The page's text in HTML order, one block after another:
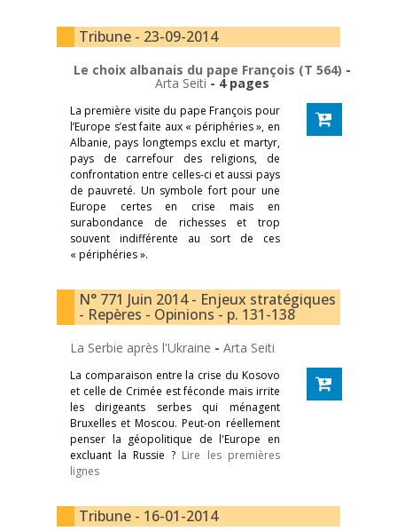
Tribune - 23-09-2014
Le choix albanais du pape François (T 564) -
Arta Seiti- 4 pages
La première visite du pape François pour
l’Europe s’est faite aux « périphéries », en
Albanie, pays longtemps exclu et martyr,
pays de carrefour des religions, de
confrontation entre celles-ci et aussi pays
de pauvreté. Un symbole fort pour une
Europe certes en crise mais en
surabondance de richesses et trop
souvent indifférente au sort de ces
« périphéries ».
N° 771 Juin 2014 - Enjeux stratégiques
- Repères - Opinions - p. 131-138
La Serbie après l'Ukraine - Arta Seiti
La comparaison entre la crise du Kosovo
et celle de Crimée est féconde mais irrite
les dirigeants serbes qui ménagent
Bruxelles et Moscou. Peut-on réellement
penser la géopolitique de l'Europe en
excluant la Russie ? Lire les premières
lignes
Tribune - 16-01-2014